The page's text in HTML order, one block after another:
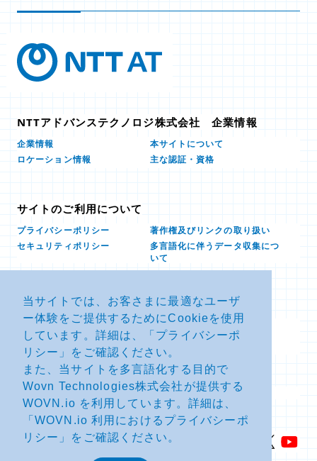
当サイトでは、お客さまに最適なユーザ
ー体験をご提供するためにCookieを使用
しています。詳細は、「 プライバシーポ
リシー 」をご確認ください。
また、当サイトを多言語化する目的で
Wovn Technologies株式会社が提供する
WOVN.io を利用しています。詳細は、
「WOVN.io 利用におけるプライバシーポ
リシー 」をご確認ください。
NTTアドバンステクノロジ株式会社 企業情報
企業情報
本サイトについて
ロケーション情報
主な認証・資格
サイトのご利用について
プライバシーポリシー
著作権及びリンクの取り扱い
セキュリティポリシー
多言語化に伴うデータ収集につ
いて
お問い合せ
よくあるお問い合わせFAQ
SDSダウンロード
製品・サービスに関する重要な
お知らせ
その他のお問い合わせ
サイトマップ